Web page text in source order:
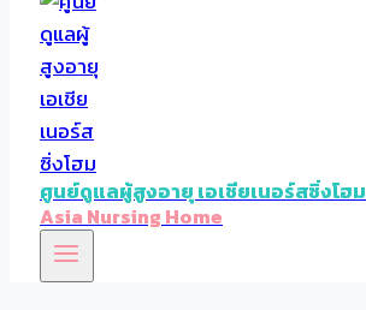
ศูนย์ดูแลผู้สูงอายุ เอเชียเนอร์สซิ่งโฮม
Asia Nursing Home